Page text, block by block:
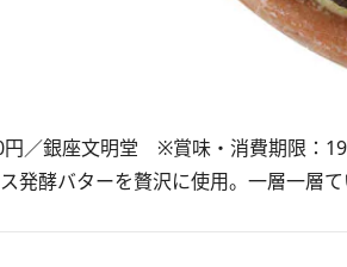
円／銀座文明堂 ※賞味・消費期限：
発酵バターを贅沢に使用。一層一層